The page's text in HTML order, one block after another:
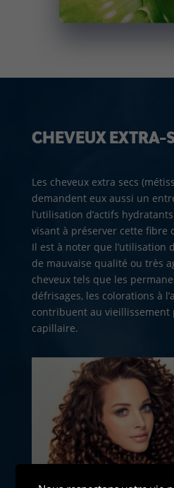
CHEVEUX EXTRA-
Les cheveux extra secs
demandent eux aussi un
l’utilisation d’actifs
visant à préserver cette fibre
Il est à noter que l’utilisation
de mauvaise qualité ou très
cheveux tels que les
défrisages, les colorations à
contribuent au
capillaire.